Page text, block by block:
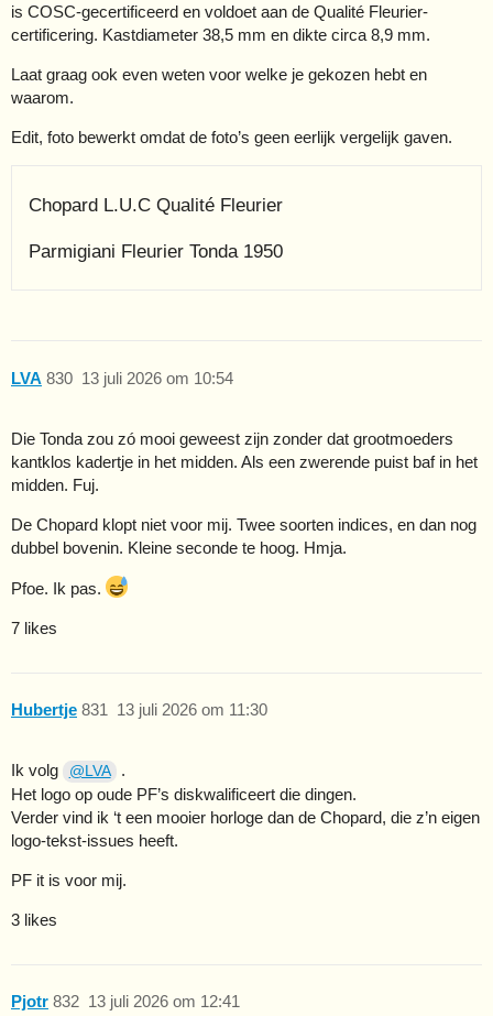
is COSC-gecertificeerd en voldoet aan de Qualité Fleurier-
certificering. Kastdiameter 38,5 mm en dikte circa 8,9 mm.
Laat graag ook even weten voor welke je gekozen hebt en
waarom.
Edit, foto bewerkt omdat de foto’s geen eerlijk vergelijk gaven.
Chopard L.U.C Qualité Fleurier
Parmigiani Fleurier Tonda 1950
LVA 13 juli 2026 om 10:54
830
Die Tonda zou zó mooi geweest zijn zonder dat grootmoeders
kantklos kadertje in het midden. Als een zwerende puist baf in het
midden. Fuj.
De Chopard klopt niet voor mij. Twee soorten indices, en dan nog
dubbel bovenin. Kleine seconde te hoog. Hmja.
Pfoe. Ik pas.
7 likes
Hubertje 13 juli 2026 om 11:30
831
Ik volg @LVA
.
Het logo op oude PF’s diskwalificeert die dingen.
Verder vind ik ‘t een mooier horloge dan de Chopard, die z’n eigen
logo-tekst-issues heeft.
PF it is voor mij.
3 likes
Pjotr 13 juli 2026 om 12:41
832